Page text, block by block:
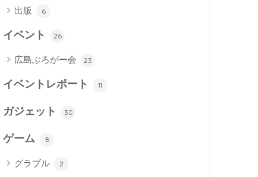
出版 6
イベント 26
広島ぶろがー会 23
イベントレポート 11
ガジェット 30
ゲーム 8
グラブル 2